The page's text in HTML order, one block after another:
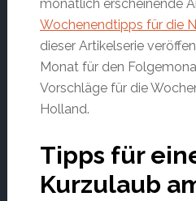
monatlich erscheinende
Wochenendtipps für die
dieser Artikelserie
Monat für den
Vorschläge für die
Holland.
Tipps für
Kurzulaub